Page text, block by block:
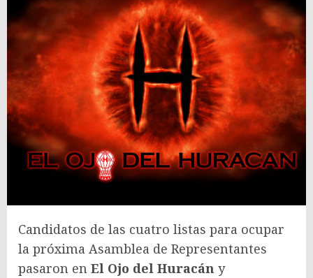
Candidatos de las cuatro listas para ocupar
la próxima Asamblea de Representantes
pasaron en El Ojo del Huracán y